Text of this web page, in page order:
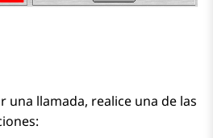
una llamada, realice una de las